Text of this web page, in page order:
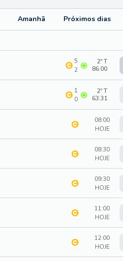
Amanhã Próximos dias
5
2
2º T
86:00
1
0
2º T
63:32
08:00
HOJE
08:30
HOJE
09:30
HOJE
11:00
HOJE
12:00
HOJE